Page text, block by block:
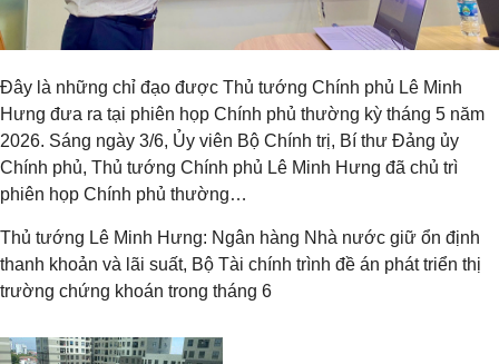
Đây là những chỉ đạo được Thủ tướng Chính phủ Lê Minh
Hưng đưa ra tại phiên họp Chính phủ thường kỳ tháng 5 năm
2026. Sáng ngày 3/6, Ủy viên Bộ Chính trị, Bí thư Đảng ủy
Chính phủ, Thủ tướng Chính phủ Lê Minh Hưng đã chủ trì
phiên họp Chính phủ thường…
Thủ tướng Lê Minh Hưng: Ngân hàng Nhà nước giữ ổn định
thanh khoản và lãi suất, Bộ Tài chính trình đề án phát triển thị
trường chứng khoán trong tháng 6